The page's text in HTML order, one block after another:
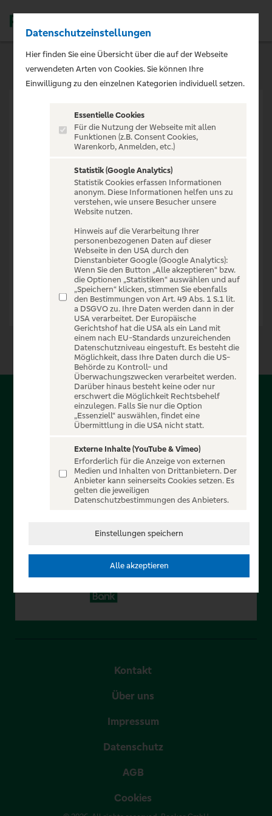
VERANSTALTUNG NICHT
GEFUNDEN
Zur Startseite
Über PSD-Entertain
Service für alle Kunden der PSD Banken. Auf unserem
einzigartigen Portal finden Sie Tickets für atemberaubende
Konzerte, Musicals und Shows, die Fußball-Bundesliga sowie
die Champions League und die Europa League.
In Zusammenarbeit mit
Kontakt
Über uns
Impressum
Datenschutz
AGB
Cookies
Datenschutzeinstellungen
Hier finden Sie eine Übersicht über die auf der Webseite
verwendeten Arten von Cookies. Sie können Ihre
Einwilligung zu den einzelnen Kategorien individuell setzen.
Essentielle Cookies
Für die Nutzung der Webseite mit allen
Funktionen (z.B. Consent Cookies,
Warenkorb, Anmelden, etc.)
Statistik (Google Analytics)
Statistik Cookies erfassen Informationen
anonym. Diese Informationen helfen uns zu
verstehen, wie unsere Besucher unsere
Website nutzen.
Hinweis auf die Verarbeitung Ihrer
personenbezogenen Daten auf dieser
Webseite in den USA durch den
Dienstanbieter Google (Google Analytics):
Wenn Sie den Button „Alle akzeptieren“ bzw.
die Optionen „Statistiken“ auswählen und auf
„Speichern“ klicken, stimmen Sie ebenfalls
den Bestimmungen von Art. 49 Abs. 1 S.1 lit.
a DSGVO zu. Ihre Daten werden dann in der
USA verarbeitet. Der Europäische
Gerichtshof hat die USA als ein Land mit
einem nach EU-Standards unzureichenden
Datenschutzniveau eingestuft. Es besteht die
Möglichkeit, dass Ihre Daten durch die US-
Behörde zu Kontroll- und
Überwachungszwecken verarbeitet werden.
Darüber hinaus besteht keine oder nur
erschwert die Möglichkeit Rechtsbehelf
einzulegen. Falls Sie nur die Option
„Essenziell“ auswählen, findet eine
Übermittlung in die USA nicht statt.
Externe Inhalte (YouTube & Vimeo)
Erforderlich für die Anzeige von externen
Medien und Inhalten von Drittanbietern. Der
Anbieter kann seinerseits Cookies setzen. Es
gelten die jeweiligen
Datenschutzbestimmungen des Anbieters.
Einstellungen speichern
Alle akzeptieren